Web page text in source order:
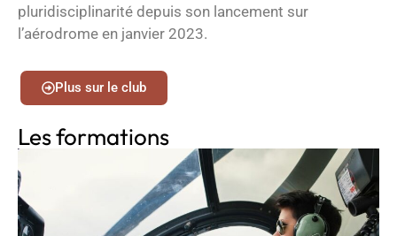
pluridisciplinarité depuis son lancement sur
l’aérodrome en janvier 2023.
Plus sur le club
Les formations